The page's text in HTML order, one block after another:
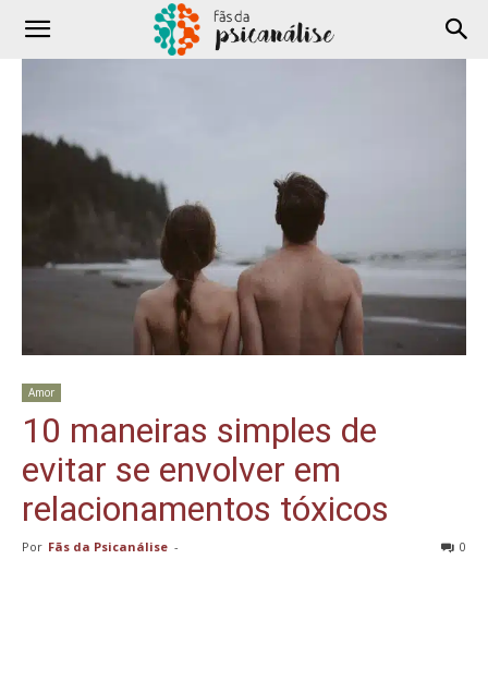
Amor
10 maneiras simples de
evitar se envolver em
relacionamentos tóxicos
Por Fãs da Psicanálise - 0